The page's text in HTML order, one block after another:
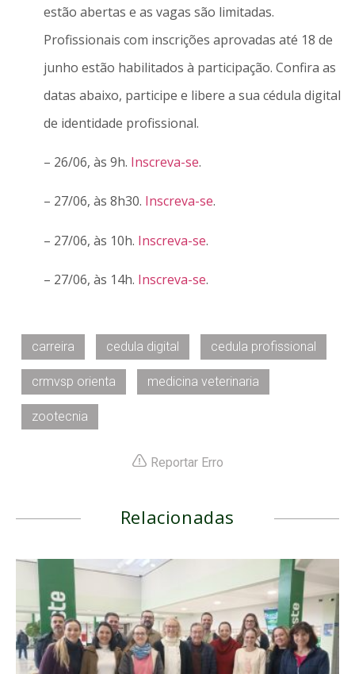
estão abertas e as vagas são limitadas.
Profissionais com inscrições aprovadas até 18 de
junho estão habilitados à participação. Confira as
datas abaixo, participe e libere a sua cédula digital
de identidade profissional.
– 26/06, às 9h. Inscreva-se.
– 27/06, às 8h30. Inscreva-se.
– 27/06, às 10h. Inscreva-se.
– 27/06, às 14h. Inscreva-se.
carreira cedula digital cedula profissional
crmvsp orienta medicina veterinaria
zootecnia
Reportar Erro
Relacionadas